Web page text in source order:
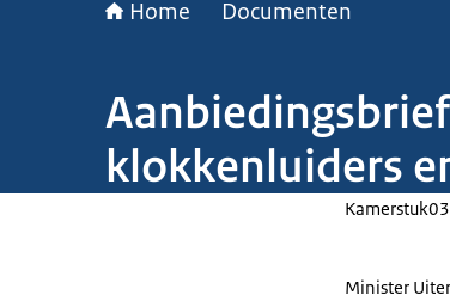
Home Documenten
klokkenluiders
Kamerstuk
Minister